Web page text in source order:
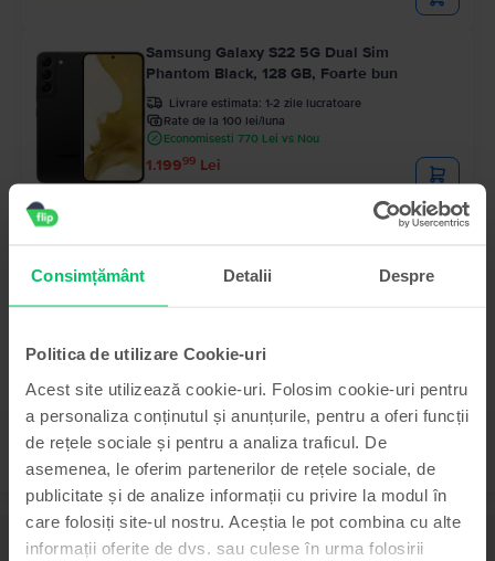
Consimțământ Detalii Despre
Politica de utilizare Cookie-uri
Acest site utilizează cookie-uri. Folosim cookie-uri pentru
a personaliza conținutul și anunțurile, pentru a oferi funcții
de rețele sociale și pentru a analiza traficul. De
asemenea, le oferim partenerilor de rețele sociale, de
publicitate și de analize informații cu privire la modul în
care folosiți site-ul nostru. Aceștia le pot combina cu alte
informații oferite de dvs. sau culese în urma folosirii
Samsung Galaxy S22 5G Dual Sim
Phantom Black, 128 GB, Foarte bun
Livrare estimata: 1-2 zile lucratoare
Rate de la 100 lei/luna
Economisesti 770 Lei vs Nou
1.19999 Lei
- 240 Lei
Samsung Galaxy S25 Ultra 5G Dual Sim
Livrare estimata: 1-2 zile lucratoare
4.239
Descriere